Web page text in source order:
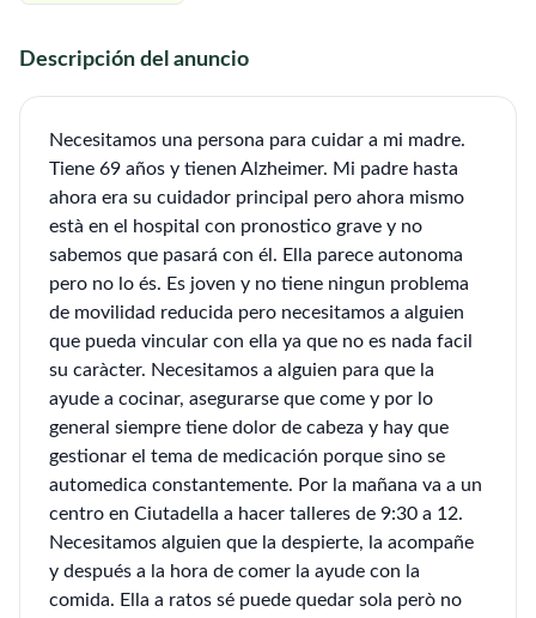
Descripción del anuncio
Necesitamos una persona para cuidar a mi madre.
Tiene 69 años y tienen Alzheimer. Mi padre hasta
ahora era su cuidador principal pero ahora mismo
està en el hospital con pronostico grave y no
sabemos que pasará con él. Ella parece autonoma
pero no lo és. Es joven y no tiene ningun problema
de movilidad reducida pero necesitamos a alguien
que pueda vincular con ella ya que no es nada facil
su caràcter. Necesitamos a alguien para que la
ayude a cocinar, asegurarse que come y por lo
general siempre tiene dolor de cabeza y hay que
gestionar el tema de medicación porque sino se
automedica constantemente. Por la mañana va a un
centro en Ciutadella a hacer talleres de 9:30 a 12.
Necesitamos alguien que la despierte, la acompañe
y después a la hora de comer la ayude con la
comida. Ella a ratos sé puede quedar sola però no